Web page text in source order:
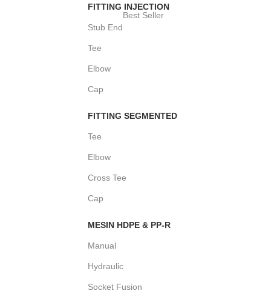
FITTING INJECTION
Stub End
Best Seller
Tee
Elbow
Cap
FITTING SEGMENTED
Tee
Elbow
Cross Tee
Cap
MESIN HDPE & PP-R
Manual
Hydraulic
Socket Fusion